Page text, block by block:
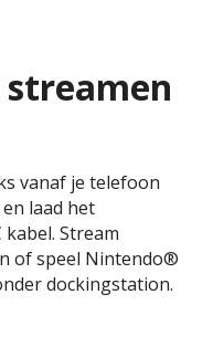
vanaf je telefoon
laad het
Stream
of speel Nintendo®
dockingstation.